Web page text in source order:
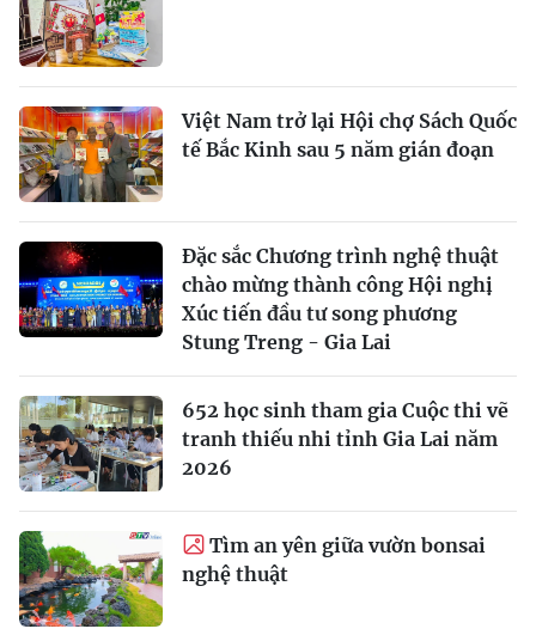
Việt Nam trở lại Hội chợ Sách Quốc
tế Bắc Kinh sau 5 năm gián đoạn
Đặc sắc Chương trình nghệ thuật
chào mừng thành công Hội nghị
Xúc tiến đầu tư song phương
Stung Treng - Gia Lai
652 học sinh tham gia Cuộc thi vẽ
tranh thiếu nhi tỉnh Gia Lai năm
2026
Tìm an yên giữa vườn bonsai
nghệ thuật